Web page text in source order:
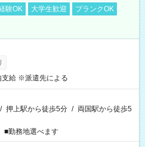
験OK 大学生歓迎
ブランクOK
支給 ※派遣先による
/ 押上駅から徒歩5分 / 両国駅から徒歩5
勤務地選べます